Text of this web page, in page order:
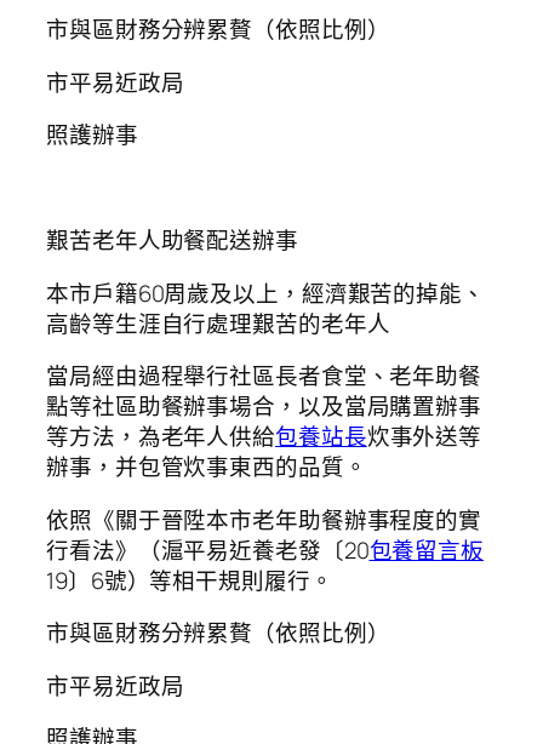
市與區財務分辨累贅（依照比例）
市平易近政局
照護辦事
艱苦老年人助餐配送辦事
本市戶籍60周歲及以上，經濟艱苦的掉能、
高齡等生涯自行處理艱苦的老年人
當局經由過程舉行社區長者食堂、老年助餐
點等社區助餐辦事場合，以及當局購置辦事
等方法，為老年人供給包養站長炊事外送等
辦事，并包管炊事東西的品質。
依照《關于晉陞本市老年助餐辦事程度的實
行看法》（滬平易近養老發〔20包養留言板
19〕6號）等相干規則履行。
市與區財務分辨累贅（依照比例）
市平易近政局